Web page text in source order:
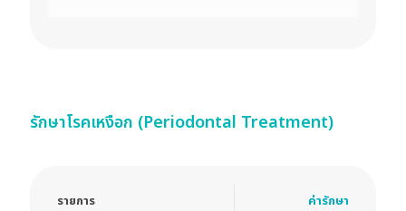
รักษาโรคเหงือก (Periodontal Treatment)
รายการ ค่ารักษา